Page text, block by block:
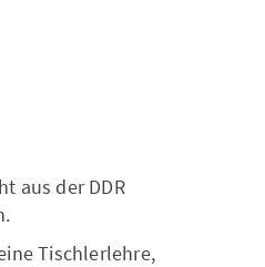
aus der DDR
Tischlerlehre,